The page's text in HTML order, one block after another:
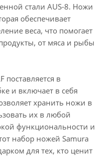
стали AUS-8. Ножи
обеспечивает
веса, что помогает
от мяса и рыбы
поставляется в
и включает в себя
хранить ножи в
их в любой
функциональности и
набор ножей Samura
для тех, кто ценит